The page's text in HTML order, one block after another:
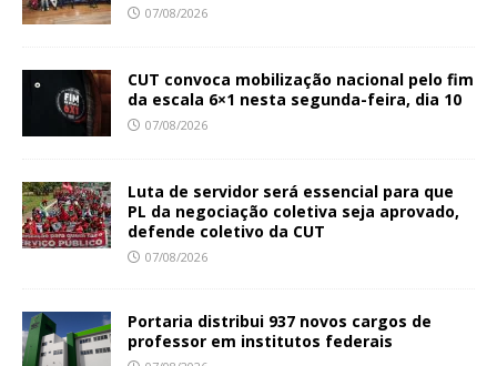
07/08/2026
CUT convoca mobilização nacional pelo fim
da escala 6×1 nesta segunda-feira, dia 10
07/08/2026
Luta de servidor será essencial para que
PL da negociação coletiva seja aprovado,
defende coletivo da CUT
07/08/2026
Portaria distribui 937 novos cargos de
professor em institutos federais